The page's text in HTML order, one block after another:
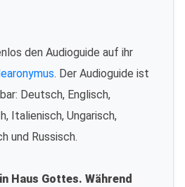
den Audioguide auf ihr
. Der Audioguide ist
Deutsch, Englisch,
Italienisch, Ungarisch,
und Russisch.
Haus Gottes. Während